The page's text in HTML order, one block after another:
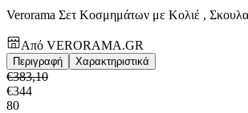
Verorama Σετ Κοσμημάτων με Κολιέ ,
Από VERORAMA.GR
Περιγραφή Χαρακτηριστικά
€383,10
€344
80